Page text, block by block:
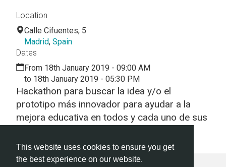
This website uses cookies to ensure you get
the best experience on our website.
Hackathon para buscar la idea y/o el
prototipo más innovador para ayudar a la
mejora educativa en todos y cada uno de sus
Location
Calle Cifuentes, 5
Madrid, Spain
Dates
From 18th January 2019 - 09:00 AM
to 18th January 2019 - 05:30 PM